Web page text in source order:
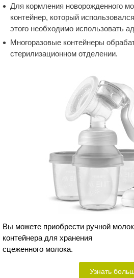
Для кормления новорожденного
контейнер, который
этого необходимо использовать
Многоразовые контейнеры
стерилизационном отделении.
Вы можете приобрести ручной
контейнера для хранения
сцеженного молока.
Узнать